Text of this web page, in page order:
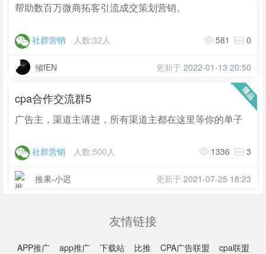
帮助数百万微商拓客引流成交策划营销。
社群营销 人数:32人 581 0
倾fEN 更新于 2022-01-13 20:50
cpa合作交流群5
广告主，渠道主请进，所有渠道主都在这里等你的单子
社群营销 人数:500人 1336 3
推果-小迟 更新于 2021-07-25 18:23
友情链接
APP推广 app推广 下载站 比推 CPA广告联盟 cpa联盟